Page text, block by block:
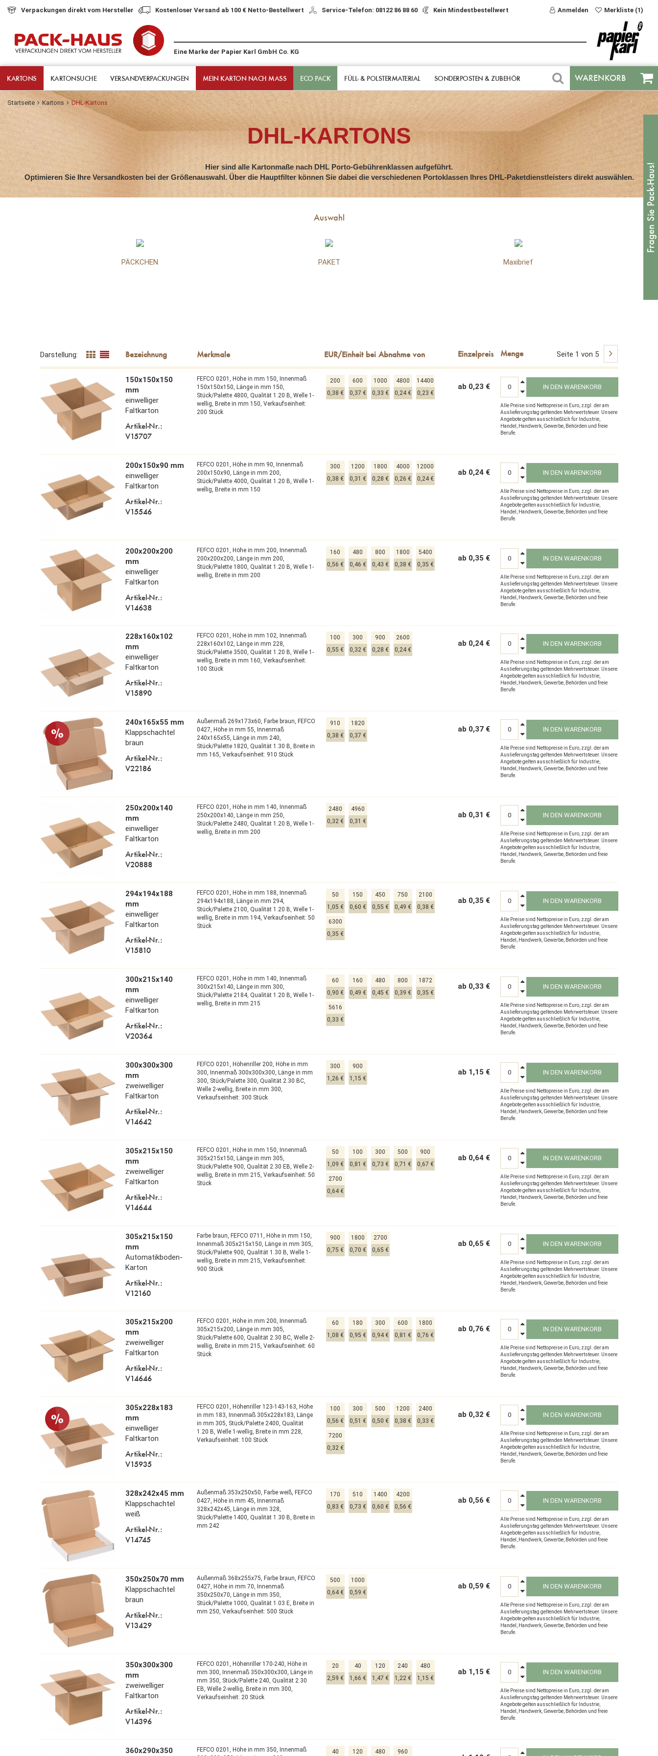
Verpackungen direkt vom Hersteller Kostenloser Versand ab 100 € Netto-Bestellwert Service-Telefon: 08122 86 88 60 Kein Mindestbestellwert Anmelden Merkliste (1)
Startseite Kartons DHL-Kartons
Eine Marke der Papier Karl GmbH Co. KG
KARTONS KARTONSUCHE VERSANDVERPACKUNGEN MEIN KARTON NACH MASS ECO PACK FÜLL- & POLSTER­MATERIAL SONDERPOSTEN & ZUBEHÖR WARENKORB
DHL-KARTONS
Hier sind alle Kartonmaße nach DHL Porto-Gebührenklassen aufgeführt.
Optimieren Sie Ihre Versandkosten bei der Größenauswahl. Über die Hauptfilter können Sie dabei die verschiedenen Portoklassen Ihres DHL-Paketdienstleisters direkt auswählen.
PÄCKCHEN PAKET Maxibrief
Darstellung: Seite 1 von 5
150x150x150
mm
einwelliger
Faltkarton
Artikel-Nr.:
V15707
FEFCO 0201,Höhe in mm 150,Innenmaß
150x150x150,Länge in mm 150,
Stück/Palette 4800,Qualität 1.20 B,Welle 1-
wellig,Breite in mm 150,Verkaufseinheit:
200 Stück
200
0,38 €
600
0,37 €
1000
0,33 €
4800
0,24 €
14400
0,23 €
ab 0,23 € IN DEN WARENKORB
Alle Preise sind Nettopreise in Euro, zzgl. der am
Auslieferungstag geltenden Mehrwertsteuer. Unsere
Angebote gelten ausschließlich für Industrie,
Handel, Handwerk, Gewerbe, Behörden und freie
Berufe.
200x150x90 mm
einwelliger
Faltkarton
Artikel-Nr.:
V15546
FEFCO 0201,Höhe in mm 90,Innenmaß
200x150x90,Länge in mm 200,
Stück/Palette 4000,Qualität 1.20 B,Welle 1-
wellig,Breite in mm 150
300
0,38 €
1200
0,31 €
1800
0,28 €
4000
0,26 €
12000
0,24 €
ab 0,24 € IN DEN WARENKORB
Alle Preise sind Nettopreise in Euro, zzgl. der am
Auslieferungstag geltenden Mehrwertsteuer. Unsere
Angebote gelten ausschließlich für Industrie,
Handel, Handwerk, Gewerbe, Behörden und freie
Berufe.
200x200x200
mm
einwelliger
Faltkarton
Artikel-Nr.:
V14638
FEFCO 0201,Höhe in mm 200,Innenmaß
200x200x200,Länge in mm 200,
Stück/Palette 1800,Qualität 1.20 B,Welle 1-
wellig,Breite in mm 200
160
0,56 €
480
0,46 €
800
0,43 €
1800
0,38 €
5400
0,35 €
ab 0,35 € IN DEN WARENKORB
Alle Preise sind Nettopreise in Euro, zzgl. der am
Auslieferungstag geltenden Mehrwertsteuer. Unsere
Angebote gelten ausschließlich für Industrie,
Handel, Handwerk, Gewerbe, Behörden und freie
Berufe.
228x160x102
mm
einwelliger
Faltkarton
Artikel-Nr.:
V15890
FEFCO 0201, Höhe in mm 102, Innenmaß
228x160x102, Länge in mm 228,
Stück/Palette 3500,Qualität 1.20 B,Welle 1-
wellig, Breite in mm 160,Verkaufseinheit:
100 Stück
100
0,55 €
300
0,32 €
900
0,28 €
2600
0,24 €
ab 0,24 € IN DEN WARENKORB
Alle Preise sind Nettopreise in Euro, zzgl. der am
Auslieferungstag geltenden Mehrwertsteuer. Unsere
Angebote gelten ausschließlich für Industrie,
Handel, Handwerk, Gewerbe, Behörden und freie
Berufe.
240x165x55 mm
Klappschachtel
braun
Artikel-Nr.:
V22186
Außenmaß 269x173x60, Farbe braun, FEFCO
0427, Höhe in mm 55, Innenmaß
240x165x55, Länge in mm 240,
Stück/Palette 1820,Qualität 1.30 B, Breite in
mm 165,Verkaufseinheit: 910 Stück
910
0,38 €
1820
0,37 €
ab 0,37 € IN DEN WARENKORB
Alle Preise sind Nettopreise in Euro, zzgl. der am
Auslieferungstag geltenden Mehrwertsteuer. Unsere
Angebote gelten ausschließlich für Industrie,
Handel, Handwerk, Gewerbe, Behörden und freie
Berufe.
250x200x140
mm
einwelliger
Faltkarton
Artikel-Nr.:
V20888
FEFCO 0201, Höhe in mm 140, Innenmaß
250x200x140, Länge in mm 250,
Stück/Palette 2480,Qualität 1.20 B,Welle 1-
wellig, Breite in mm 200
2480
0,32 €
4960
0,31 €
ab 0,31 € IN DEN WARENKORB
Alle Preise sind Nettopreise in Euro, zzgl. der am
Auslieferungstag geltenden Mehrwertsteuer. Unsere
Angebote gelten ausschließlich für Industrie,
Handel, Handwerk, Gewerbe, Behörden und freie
Berufe.
294x194x188
mm
einwelliger
Faltkarton
Artikel-Nr.:
V15810
FEFCO 0201, Höhe in mm 188, Innenmaß
294x194x188, Länge in mm 294,
Stück/Palette 2100,Qualität 1.20 B,Welle 1-
wellig, Breite in mm 194,Verkaufseinheit: 50
Stück
50
1,05 €
150
0,60 €
450
0,55 €
750
0,49 €
2100
0,38 €
6300
0,35 €
ab 0,35 € IN DEN WARENKORB
Alle Preise sind Nettopreise in Euro, zzgl. der am
Auslieferungstag geltenden Mehrwertsteuer. Unsere
Angebote gelten ausschließlich für Industrie,
Handel, Handwerk, Gewerbe, Behörden und freie
Berufe.
300x215x140
mm
einwelliger
Faltkarton
Artikel-Nr.:
V20364
FEFCO 0201, Höhe in mm 140, Innenmaß
300x215x140, Länge in mm 300,
Stück/Palette 2184,Qualität 1.20 B,Welle 1-
wellig, Breite in mm 215
60
0,90 €
160
0,49 €
480
0,45 €
800
0,39 €
1872
0,35 €
5616
0,33 €
ab 0,33 € IN DEN WARENKORB
Alle Preise sind Nettopreise in Euro, zzgl. der am
Auslieferungstag geltenden Mehrwertsteuer. Unsere
Angebote gelten ausschließlich für Industrie,
Handel, Handwerk, Gewerbe, Behörden und freie
Berufe.
300x300x300
mm
zweiwelliger
Faltkarton
Artikel-Nr.:
V14642
FEFCO 0201,Höhenriller 200,Höhe in mm
300,Innenmaß 300x300x300,Länge in mm
300, Stück/Palette 300,Qualität 2.30 BC,
Welle 2-wellig,Breite in mm 300,
Verkaufseinheit: 300 Stück
300
1,26 €
900
1,15 €
ab 1,15 € IN DEN WARENKORB
Alle Preise sind Nettopreise in Euro, zzgl. der am
Auslieferungstag geltenden Mehrwertsteuer. Unsere
Angebote gelten ausschließlich für Industrie,
Handel, Handwerk, Gewerbe, Behörden und freie
Berufe.
305x215x150
mm
zweiwelliger
Faltkarton
Artikel-Nr.:
V14644
FEFCO 0201,Höhe in mm 150,Innenmaß
305x215x150,Länge in mm 305,
Stück/Palette 900,Qualität 2.30 EB,Welle 2-
wellig,Breite in mm 215,Verkaufseinheit: 50
Stück
50
1,09 €
100
0,81 €
300
0,73 €
500
0,71 €
900
0,67 €
2700
0,64 €
ab 0,64 € IN DEN WARENKORB
Alle Preise sind Nettopreise in Euro, zzgl. der am
Auslieferungstag geltenden Mehrwertsteuer. Unsere
Angebote gelten ausschließlich für Industrie,
Handel, Handwerk, Gewerbe, Behörden und freie
Berufe.
305x215x150
mm
Automatikboden-
Karton
Artikel-Nr.:
V12160
Farbe braun,FEFCO 0711,Höhe in mm 150,
Innenmaß 305x215x150,Länge in mm 305,
Stück/Palette 900,Qualität 1.30 B,Welle 1-
wellig,Breite in mm 215,Verkaufseinheit:
900 Stück
900
0,75 €
1800
0,70 €
2700
0,65 €
ab 0,65 € IN DEN WARENKORB
Alle Preise sind Nettopreise in Euro, zzgl. der am
Auslieferungstag geltenden Mehrwertsteuer. Unsere
Angebote gelten ausschließlich für Industrie,
Handel, Handwerk, Gewerbe, Behörden und freie
Berufe.
305x215x200
mm
zweiwelliger
Faltkarton
Artikel-Nr.:
V14646
FEFCO 0201, Höhe in mm 200, Innenmaß
305x215x200, Länge in mm 305,
Stück/Palette 600,Qualität 2.30 BC,Welle 2-
wellig, Breite in mm 215,Verkaufseinheit: 60
Stück
60
1,08 €
180
0,95 €
300
0,94 €
600
0,81 €
1800
0,76 €
ab 0,76 € IN DEN WARENKORB
Alle Preise sind Nettopreise in Euro, zzgl. der am
Auslieferungstag geltenden Mehrwertsteuer. Unsere
Angebote gelten ausschließlich für Industrie,
Handel, Handwerk, Gewerbe, Behörden und freie
Berufe.
305x228x183
mm
einwelliger
Faltkarton
Artikel-Nr.:
V15935
FEFCO 0201, Höhenriller 123-143-163, Höhe
in mm 183, Innenmaß 305x228x183, Länge
in mm 305, Stück/Palette 2400,Qualität
1.20 B,Welle 1-wellig, Breite in mm 228,
Verkaufseinheit: 100 Stück
100
0,56 €
300
0,51 €
500
0,50 €
1200
0,38 €
2400
0,33 €
7200
0,32 €
ab 0,32 € IN DEN WARENKORB
Alle Preise sind Nettopreise in Euro, zzgl. der am
Auslieferungstag geltenden Mehrwertsteuer. Unsere
Angebote gelten ausschließlich für Industrie,
Handel, Handwerk, Gewerbe, Behörden und freie
Berufe.
328x242x45 mm
Klappschachtel
weiß
Artikel-Nr.:
V14745
Außenmaß 353x250x50, Farbe weiß, FEFCO
0427, Höhe in mm 45, Innenmaß
328x242x45, Länge in mm 328,
Stück/Palette 1400,Qualität 1.30 B, Breite in
mm 242
170
0,83 €
510
0,73 €
1400
0,60 €
4200
0,56 €
ab 0,56 € IN DEN WARENKORB
Alle Preise sind Nettopreise in Euro, zzgl. der am
Auslieferungstag geltenden Mehrwertsteuer. Unsere
Angebote gelten ausschließlich für Industrie,
Handel, Handwerk, Gewerbe, Behörden und freie
Berufe.
350x250x70 mm
Klappschachtel
braun
Artikel-Nr.:
V13429
Außenmaß 368x255x75, Farbe braun, FEFCO
0427, Höhe in mm 70, Innenmaß
350x250x70, Länge in mm 350,
Stück/Palette 1000,Qualität 1.03 E, Breite in
mm 250,Verkaufseinheit: 500 Stück
500
0,64 €
1000
0,59 €
ab 0,59 € IN DEN WARENKORB
Alle Preise sind Nettopreise in Euro, zzgl. der am
Auslieferungstag geltenden Mehrwertsteuer. Unsere
Angebote gelten ausschließlich für Industrie,
Handel, Handwerk, Gewerbe, Behörden und freie
Berufe.
350x300x300
mm
zweiwelliger
Faltkarton
Artikel-Nr.:
V14396
FEFCO 0201, Höhenriller 170-240, Höhe in
mm 300, Innenmaß 350x300x300, Länge in
mm 350, Stück/Palette 240,Qualität 2.30
EB,Welle 2-wellig, Breite in mm 300,
Verkaufseinheit: 20 Stück
20
2,59 €
40
1,66 €
120
1,47 €
240
1,22 €
480
1,15 €
ab 1,15 € IN DEN WARENKORB
Alle Preise sind Nettopreise in Euro, zzgl. der am
Auslieferungstag geltenden Mehrwertsteuer. Unsere
Angebote gelten ausschließlich für Industrie,
Handel, Handwerk, Gewerbe, Behörden und freie
Berufe.
360x290x350 FEFCO 0201,Höhe in mm 350,Innenmaß
40 120 480 960